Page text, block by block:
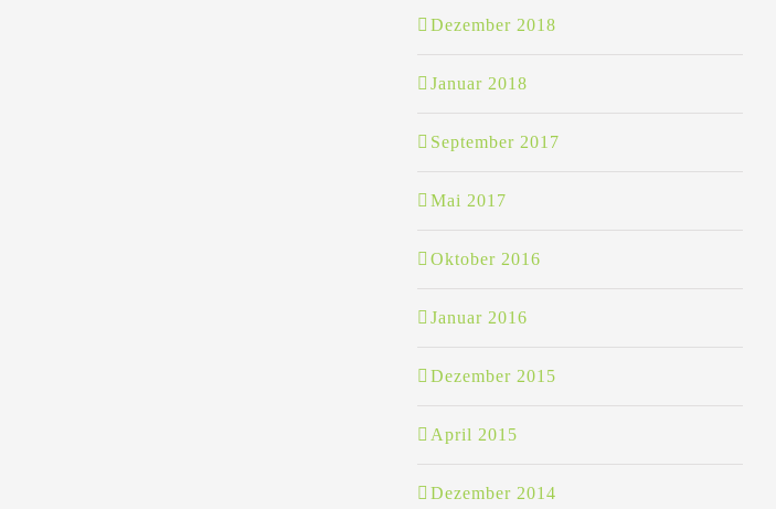
Dezember 2018
Januar 2018
September 2017
Mai 2017
Oktober 2016
Januar 2016
Dezember 2015
April 2015
Dezember 2014